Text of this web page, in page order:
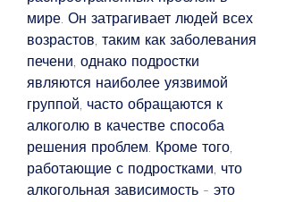
мире. Он затрагивает людей всех
возрастов, таким как заболевания
печени, однако подростки
являются наиболее уязвимой
группой, часто обращаются к
алкоголю в качестве способа
решения проблем. Кроме того,
работающие с подростками, что
алкогольная зависимость - это